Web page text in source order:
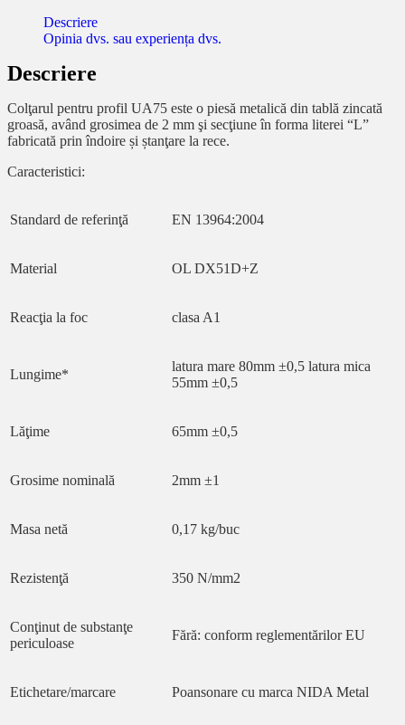
Descriere
Opinia dvs. sau experiența dvs.
Descriere
Colţarul pentru profil UA75 este o piesă metalică din tablă zincată
groasă, având grosimea de 2 mm şi secţiune în forma literei “L”
fabricată prin îndoire și ștanţare la rece.
Caracteristici:
Standard de referinţă EN 13964:2004
Material OL DX51D+Z
Reacţia la foc clasa A1
Lungime*
latura mare 80mm ±0,5 latura mica
55mm ±0,5
Lăţime 65mm ±0,5
Grosime nominală 2mm ±1
Masa netă 0,17 kg/buc
Rezistenţă 350 N/mm2
Conţinut de substanţe
periculoase
Fără: conform reglementărilor EU
Etichetare/marcare Poansonare cu marca NIDA Metal